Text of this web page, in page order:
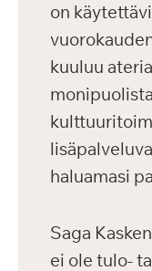
on
kuuluu
haluamasi
Saga
ei ole tulo-